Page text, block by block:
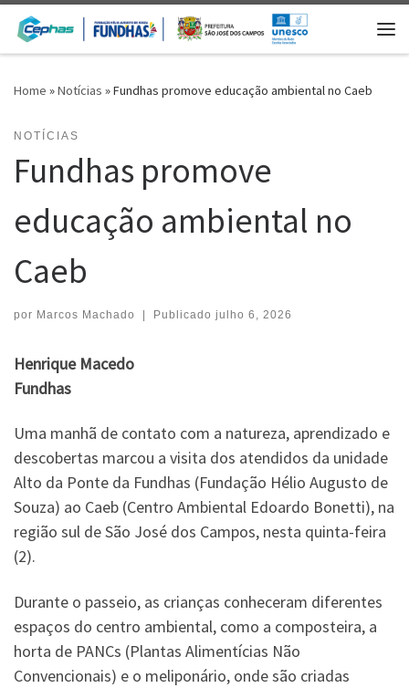
Skip to content
Home »Notícias »Fundhas promove educação ambiental no Caeb
NOTÍCIAS
Fundhas promove
educação ambiental no
Caeb
por Marcos Machado | Publicado julho 6, 2026
Henrique Macedo
Fundhas
Uma manhã de contato com a natureza, aprendizado e
descobertas marcou a visita dos atendidos da unidade
Alto da Ponte da Fundhas (Fundação Hélio Augusto de
Souza) ao Caeb (Centro Ambiental Edoardo Bonetti), na
região sul de São José dos Campos, nesta quinta-feira
(2).
Durante o passeio, as crianças conheceram diferentes
espaços do centro ambiental, como a composteira, a
horta de PANCs (Plantas Alimentícias Não
Convencionais) e o meliponário, onde são criadas